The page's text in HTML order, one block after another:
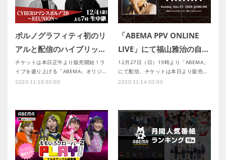
ポルノグラフィティ初のリ
アルと配信のハイブリッ…
チケットは本日正午より販売開始！ラ
イブを盛り上げる「ABEMA」オリジ…
2020.11.18 03:00
「ABEMA PPV ONLINE
LIVE」にて福山雅治の自…
12月27日（日）19時より「ABEMA」
にて配信、チケットは本日より販売…
2020.11.14 03:00